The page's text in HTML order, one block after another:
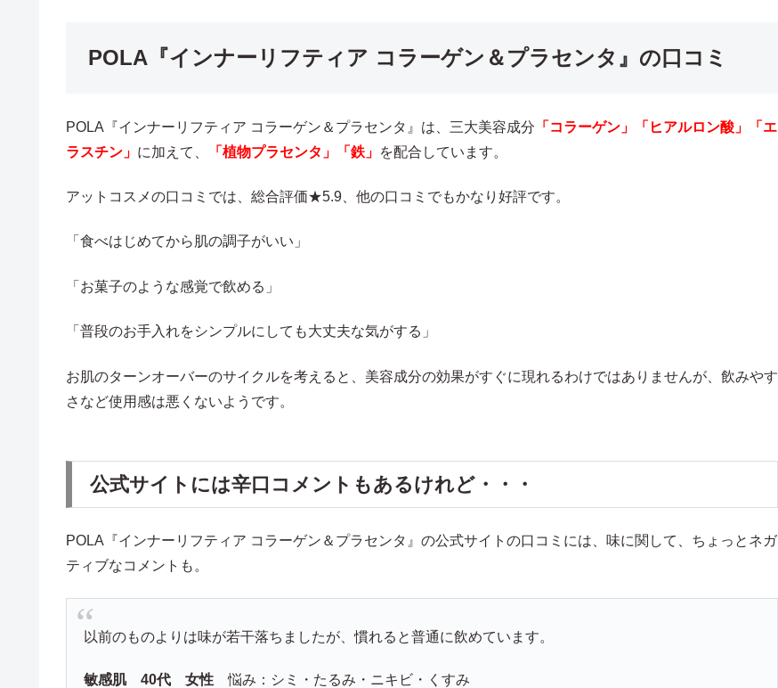
POLA『インナーリフティア コラーゲン＆プラセンタ』の口コミ
POLA『インナーリフティア コラーゲン＆プラセンタ』は、三大美容成分 「コラーゲン」「ヒアルロン酸」「エ
ラスチン」 に加えて、 「植物プラセンタ」「鉄」 を配合しています。
アットコスメの口コミでは、総合評価★5.9、他の口コミでもかなり好評です。
「食べはじめてから肌の調子がいい」
「お菓子のような感覚で飲める」
「普段のお手入れをシンプルにしても大丈夫な気がする」
お肌のターンオーバーのサイクルを考えると、美容成分の効果がすぐに現れるわけではありませんが、飲みやす
さなど使用感は悪くないようです。
公式サイトには辛口コメントもあるけれど・・・
POLA『インナーリフティア コラーゲン＆プラセンタ』の公式サイトの口コミには、味に関して、ちょっとネガ
ティブなコメントも。
以前のものよりは味が若干落ちましたが、慣れると普通に飲めています。
敏感肌 40代 女性悩み：シミ・たるみ・ニキビ・くすみ